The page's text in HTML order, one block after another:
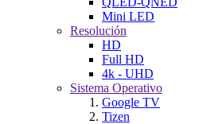
Mini LED
Resolución
HD
Full HD
4k - UHD
Sistema Operativo
Google TV
Tizen